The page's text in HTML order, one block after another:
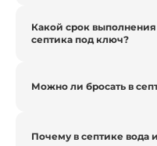
Какой срок выполнения
септика под ключ?
Можно ли бросать в
Почему в септике вода